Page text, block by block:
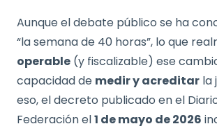
Aunque el debate público se ha
“la semana de 40 horas”, lo que
operable (y fiscalizable) ese
capacidad de medir y acreditar la
eso, el decreto publicado en el
Federación el1 de mayo de 2026